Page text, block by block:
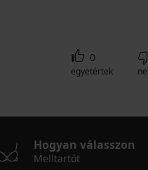
0
egyetértek
Hogyan válasszon
Melltartót